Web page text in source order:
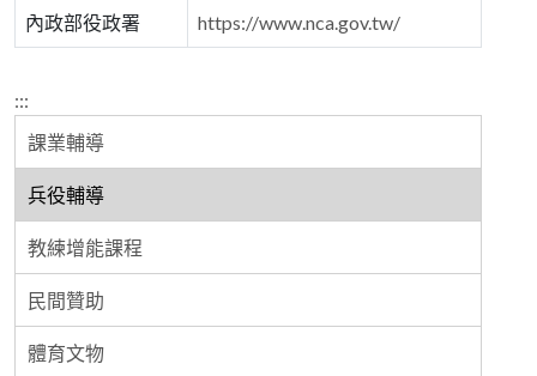
:::
課業輔導
兵役輔導
教練增能課程
民間贊助
體育文物
內政部役政署 https://www.nca.gov.tw/